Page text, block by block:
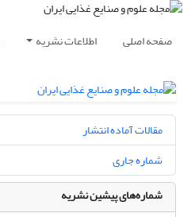
صفحه اصلی اطلاعات نشریه
مقالات آماده انتشار
شماره جاری
شماره‌های پیشین نشریه